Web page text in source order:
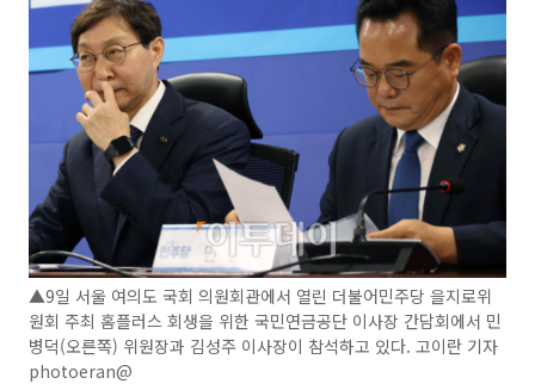
▲9일 서울 여의도 국회 의원회관에서 열린 더불어민주당 을지로위
원회 주최 홈플러스 회생을 위한 국민연금공단 이사장 간담회에서 민
병덕(오른쪽) 위원장과 김성주 이사장이 참석하고 있다. 고이란 기자
photoeran@